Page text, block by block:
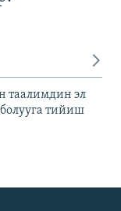
таалимдин эл
тийиш